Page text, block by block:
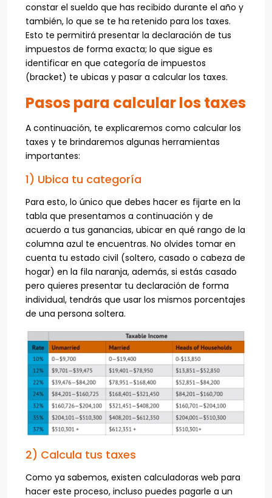
constar el sueldo que has recibido durante el año y
también, lo que se te ha retenido para los taxes.
Esto te permitirá presentar la declaración de tus
impuestos de forma exacta; lo que sigue es
identificar en que categoría de impuestos
(bracket) te ubicas y pasar a calcular los taxes.
Pasos para calcular los taxes
A continuación, te explicaremos como calcular los
taxes y te brindaremos algunas herramientas
importantes:
1) Ubica tu categoría
Para esto, lo único que debes hacer es fijarte en la
tabla que presentamos a continuación y de
acuerdo a tus ganancias, ubicar en qué rango de la
columna azul te encuentras. No olvides tomar en
cuenta tu estado civil (soltero, casado o cabeza de
hogar) en la fila naranja, además, si estás casado
pero quieres presentar tu declaración de forma
individual, tendrás que usar los mismos porcentajes
de una persona soltera.
2) Calcula tus taxes
Como ya sabemos, existen calculadoras web para
hacer este proceso, incluso puedes pagarle a un